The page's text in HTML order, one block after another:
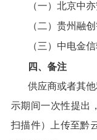
（一）北京中
（二）贵州融
（三）中电金
四、备注
供应商或者其
示期间一次性提出
扫描件）上传至黔